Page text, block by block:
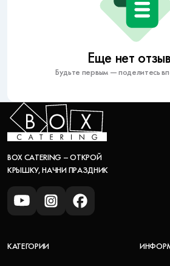
Еще нет
Будьте первым — поделитесь
BOX CATERING – ОТКРОЙ
КРЫШКУ, НАЧНИ ПРАЗДНИК
КАТЕГОРИИ